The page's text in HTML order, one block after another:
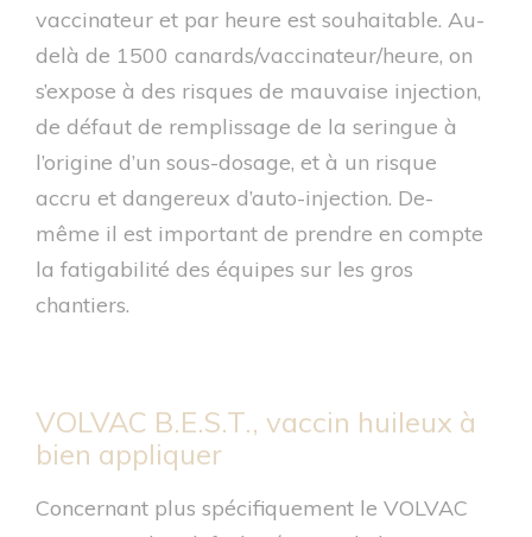
vaccinateur et par heure est souhaitable. Au-
delà de 1500 canards/vaccinateur/heure, on
s’expose à des risques de mauvaise injection,
de défaut de remplissage de la seringue à
l’origine d’un sous-dosage, et à un risque
accru et dangereux d’auto-injection. De-
même il est important de prendre en compte
la fatigabilité des équipes sur les gros
chantiers.
VOLVAC B.E.S.T., vaccin huileux à
bien appliquer
Concernant plus spécifiquement le VOLVAC